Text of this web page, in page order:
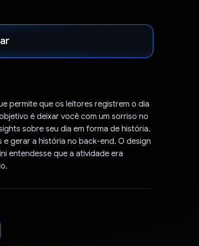
permite que os leitores registrem o dia
é deixar você com um sorriso no
sobre seu dia em forma de história.
gerar a história no back-end. O design
entendesse que a atividade era